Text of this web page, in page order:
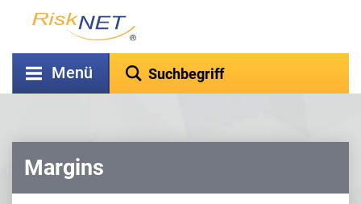
Menü
Margins